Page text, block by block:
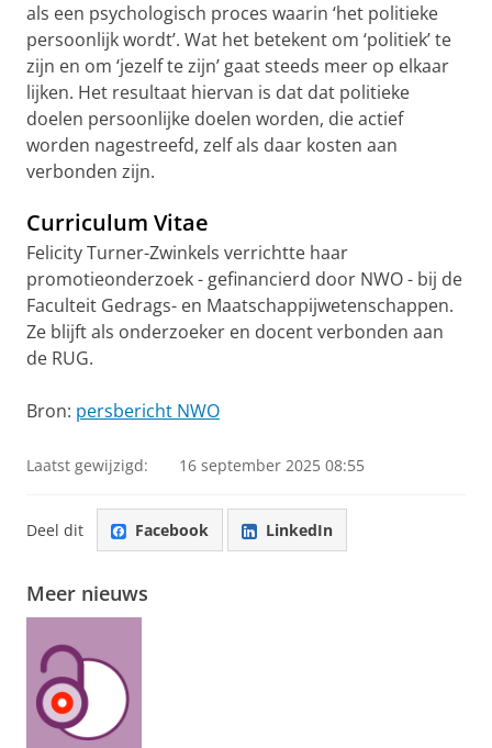
als een psychologisch proces waarin ‘het politieke
persoonlijk wordt’. Wat het betekent om ‘politiek’ te
zijn en om ‘jezelf te zijn’ gaat steeds meer op elkaar
lijken. Het resultaat hiervan is dat dat politieke
doelen persoonlijke doelen worden, die actief
worden nagestreefd, zelf als daar kosten aan
verbonden zijn.
Curriculum Vitae
Felicity Turner-Zwinkels verrichtte haar
promotieonderzoek - gefinancierd door NWO - bij de
Faculteit Gedrags- en Maatschappijwetenschappen.
Ze blijft als onderzoeker en docent verbonden aan
de RUG.
Bron: persbericht NWO
Laatst gewijzigd: 16 september 2025 08:55
Deel dit Facebook LinkedIn
Meer nieuws